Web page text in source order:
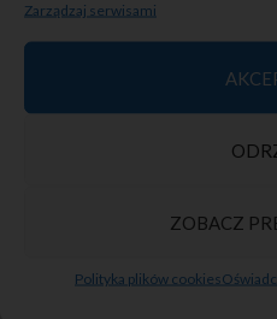
Zarządzaj serwisami
ZOBACZ
Polityka plików cookies
KOLORYTU
Chcesz pozbyć się
problemem boryka się